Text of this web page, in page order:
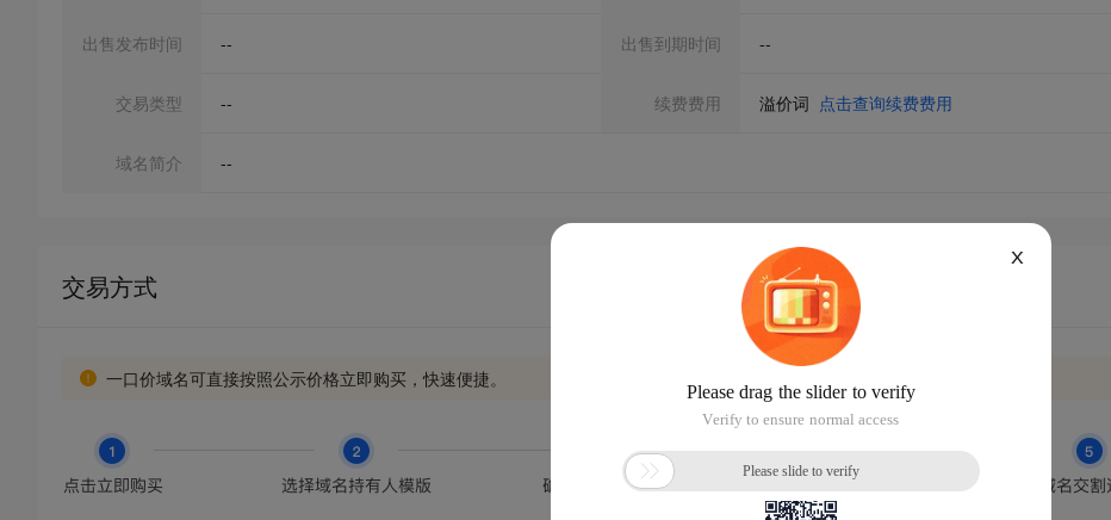
出售发布时间 -- 出售到期时间 --
交易类型 -- 续费费用 溢价词 点击查询续费费用
域名简介 --
交易方式
一口价域名可直接按照公示价格立即购买，快速便捷。
X